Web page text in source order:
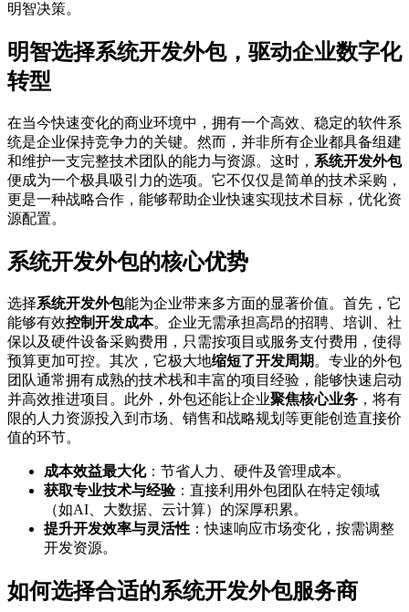
明智决策。
明智选择系统开发外包，驱动企业数字化
转型
在当今快速变化的商业环境中，拥有一个高效、稳定的软件系
统是企业保持竞争力的关键。然而，并非所有企业都具备组建
和维护一支完整技术团队的能力与资源。这时， 系统开发外包
便成为一个极具吸引力的选项。它不仅仅是简单的技术采购，
更是一种战略合作，能够帮助企业快速实现技术目标，优化资
源配置。
系统开发外包的核心优势
选择系统开发外包能为企业带来多方面的显著价值。首先，它
能够有效控制开发成本。企业无需承担高昂的招聘、培训、社
保以及硬件设备采购费用，只需按项目或服务支付费用，使得
预算更加可控。其次，它极大地缩短了开发周期 。专业的外包
团队通常拥有成熟的技术栈和丰富的项目经验，能够快速启动
并高效推进项目。此外，外包还能让企业聚焦核心业务 ，将有
限的人力资源投入到市场、销售和战略规划等更能创造直接价
值的环节。
成本效益最大化：节省人力、硬件及管理成本。
获取专业技术与经验：直接利用外包团队在特定领域
（如AI、大数据、云计算）的深厚积累。
提升开发效率与灵活性 ：快速响应市场变化，按需调整
开发资源。
如何选择合适的系统开发外包服务商